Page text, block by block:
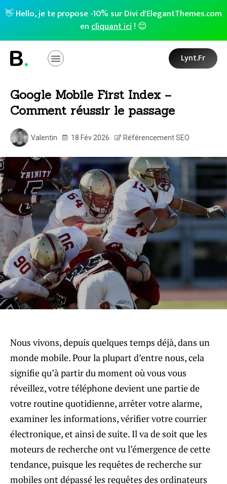
👋 Hello, je te propose -10% sur Divi d'ElegantThemes.com
encliquant ici! 😊
Lynt.fr
Google Mobile First Index –
Comment réussir le passage
Valentin 18 Fév 2026 Référencement SEO
Nous vivons, depuis quelques temps déjà, dans un
monde mobile. Pour la plupart d’entre nous, cela
signifie qu’à partir du moment où vous vous
réveillez, votre téléphone devient une partie de
votre routine quotidienne, arrêter votre alarme,
examiner les informations, vérifier votre courrier
électronique, et ainsi de suite. Il va de soit que les
moteurs de recherche ont vu l’émergence de cette
tendance, puisque les requêtes de recherche sur
mobiles ont dépassé les requêtes des ordinateurs